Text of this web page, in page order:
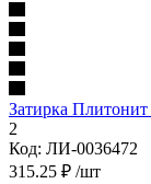
Затирка
2
Код: ЛИ-0036472
315.25 ₽ /шт